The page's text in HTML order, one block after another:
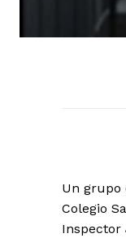
Un grupo
Colegio
Inspector